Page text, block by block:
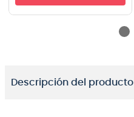
Descripción del producto